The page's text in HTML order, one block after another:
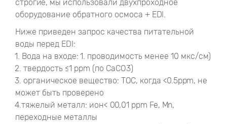
строгие, мы использовали двухпроходное
оборудование обратного осмоса + EDI.
Ниже приведен запрос качества питательной
воды перед EDI:
1. Вода на входе: 1. проводимость менее 10 мкс/см)
2. твердость ≤1 ppm (по CaCO3)
3. органическое вещество: TOC, когда <0.5ppm, не
может быть проверено
4.тяжелый металл: ион< 00,01 ppm Fe, Mn,
переходные металлы